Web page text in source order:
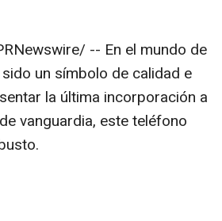
-- En el mundo de
un símbolo de calidad e
la última incorporación a
vanguardia, este teléfono